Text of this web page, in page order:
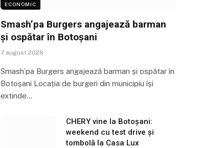
ECONOMIC
Smash’pa Burgers angajează barman
și ospătar în Botoșani
7 august 2026
Smash’pa Burgers angajează barman și ospătar în
Botoșani Locația de burgeri din municipiu își
extinde…
CHERY vine la Botoșani:
weekend cu test drive și
tombolă la Casa Lux